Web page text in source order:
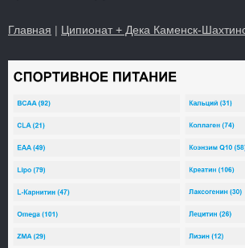
Главная | Ципионат + Дека Каменск-